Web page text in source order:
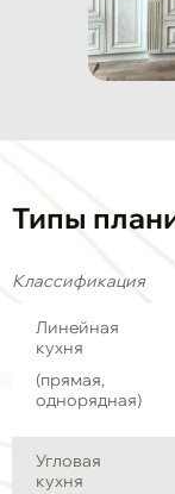
Типы
Классификация
Линейная
кухня
(прямая,
однорядная)
Угловая
кухня